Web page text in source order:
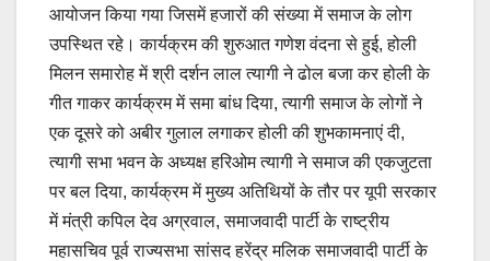
आयोजन किया गया जिसमें हजारों की संख्या में समाज के लोग
उपस्थित रहे। कार्यक्रम की शुरुआत गणेश वंदना से हुई, होली
मिलन समारोह में श्री दर्शन लाल त्यागी ने ढोल बजा कर होली के
गीत गाकर कार्यक्रम में समा बांध दिया, त्यागी समाज के लोगों ने
एक दूसरे को अबीर गुलाल लगाकर होली की शुभकामनाएं दी,
त्यागी सभा भवन के अध्यक्ष हरिओम त्यागी ने समाज की एकजुटता
पर बल दिया, कार्यक्रम में मुख्य अतिथियों के तौर पर यूपी सरकार
में मंत्री कपिल देव अग्रवाल, समाजवादी पार्टी के राष्ट्रीय
महासचिव पूर्व राज्यसभा सांसद हरेंद्र मलिक समाजवादी पार्टी के